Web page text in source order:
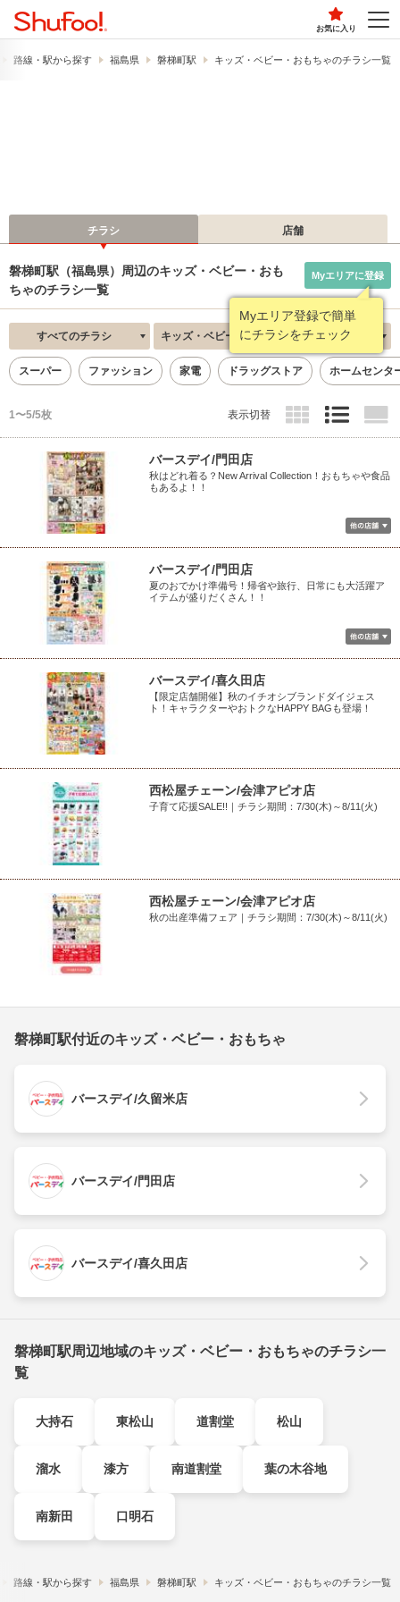
お気に入り
路線・駅から探す 福島県 磐梯町駅 キッズ・ベビー・おもちゃのチラシ一覧
チラシ 店舗
磐梯町駅（福島県）周辺のキッズ・ベビー・おも
ちゃのチラシ一覧
Myエリア登録で簡単
にチラシをチェック
Myエリアに登録
すべてのチラシ キッズ・ベビー・おもちゃ 新着順
スーパー ファッション 家電 ドラッグストア ホームセンタ
1〜5/5枚 表示切替
バースデイ/門田店
秋はどれ着る？New Arrival Collection！おもちゃや食品
もあるよ！！
バースデイ/門田店
夏のおでかけ準備号！帰省や旅行、日常にも大活躍ア
イテムが盛りだくさん！！
バースデイ/喜久田店
【限定店舗開催】秋のイチオシブランドダイジェス
ト！キャラクターやおトクなHAPPY BAGも登場！
西松屋チェーン/会津アピオ店
子育て応援SALE!!｜チラシ期間：7/30(木)～8/11(火)
西松屋チェーン/会津アピオ店
秋の出産準備フェア｜チラシ期間：7/30(木)～8/11(火)
磐梯町駅付近のキッズ・ベビー・おもちゃ
バースデイ/久留米店
バースデイ/門田店
バースデイ/喜久田店
磐梯町駅周辺地域のキッズ・ベビー・おもちゃのチラシ一
覧
大持石 東松山 道割堂 松山
溜水 漆方 南道割堂 葉の木谷地
南新田 口明石
路線・駅から探す 福島県 磐梯町駅 キッズ・ベビー・おもちゃのチラシ一覧